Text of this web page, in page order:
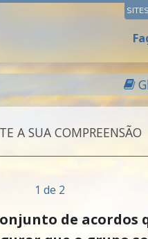
A SUA COMPREENSÃO
1 de 2
de acordos